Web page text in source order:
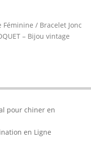
Féminine / Bracelet Jonc
– Bijou vintage
pour chiner en
en Ligne